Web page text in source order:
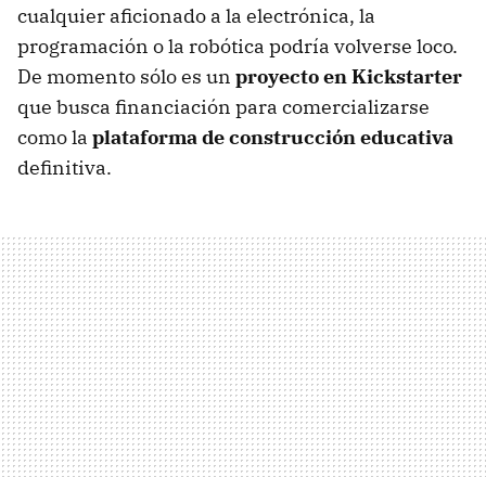
cualquier aficionado a la electrónica, la
programación o la robótica podría volverse loco.
De momento sólo es un proyecto en Kickstarter
que busca financiación para comercializarse
como la plataforma de construcción educativa
definitiva.